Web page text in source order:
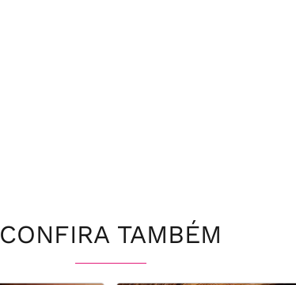
CONFIRA TAMBÉM